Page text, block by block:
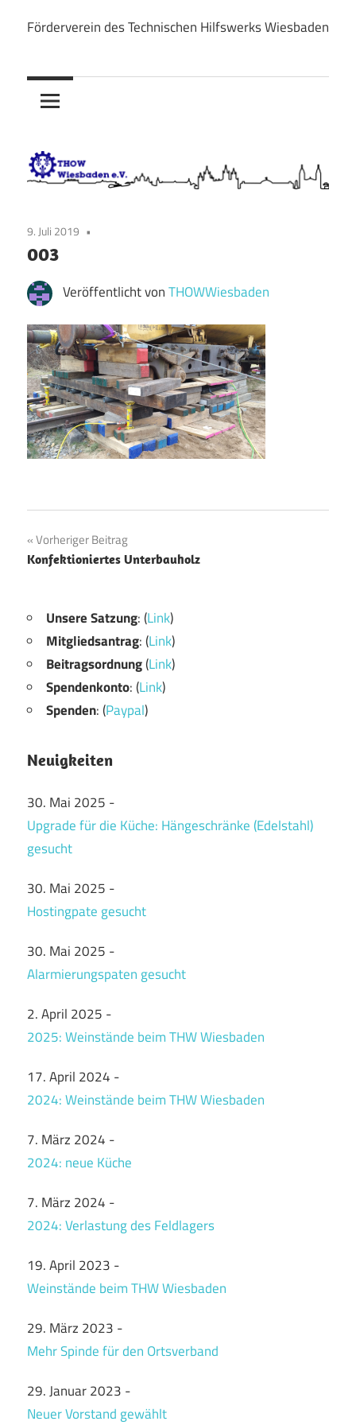
Inhalt
THOW
Wiesbaden
Förderverein des Technischen Hilfswerks Wiesbaden
9. Juli 2019
003
Veröffentlicht vonTHOWWiesbaden
Beitragsnavigation
Vorheriger Beitrag
Konfektioniertes Unterbauholz
Unsere Satzung: (Link)
Mitgliedsantrag: (Link)
Beitragsordnung(Link)
Spendenkonto: (Link)
Spenden: (Paypal)
Neuigkeiten
30. Mai 2025 -
Upgrade für die Küche: Hängeschränke (Edelstahl)
gesucht
30. Mai 2025 -
Hostingpate gesucht
30. Mai 2025 -
Alarmierungspaten gesucht
2. April 2025 -
2025: Weinstände beim THW Wiesbaden
17. April 2024 -
2024: Weinstände beim THW Wiesbaden
7. März 2024 -
2024: neue Küche
7. März 2024 -
2024: Verlastung des Feldlagers
19. April 2023 -
Weinstände beim THW Wiesbaden
29. März 2023 -
Mehr Spinde für den Ortsverband
29. Januar 2023 -
Neuer Vorstand gewählt